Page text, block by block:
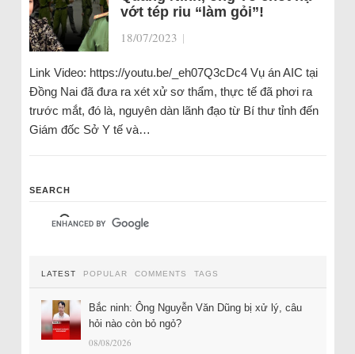
vớt tép riu “làm gỏi”!
18/07/2023 |
Link Video: https://youtu.be/_eh07Q3cDc4 Vụ án AIC tại
Đồng Nai đã đưa ra xét xử sơ thẩm, thực tế đã phơi ra
trước mắt, đó là, nguyên dàn lãnh đạo từ Bí thư tỉnh đến
Giám đốc Sở Y tế và…
SEARCH
LATEST POPULAR COMMENTS TAGS
Bắc ninh: Ông Nguyễn Văn Dũng bị xử lý, câu
hỏi nào còn bỏ ngỏ?
08/08/2026